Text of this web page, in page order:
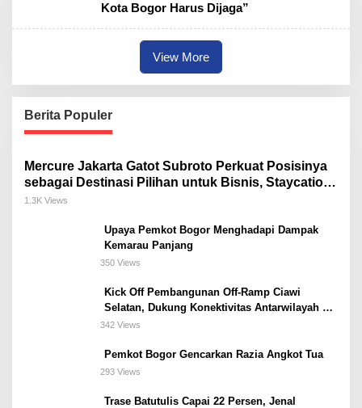
Kota Bogor Harus Dijaga”
View More
Berita Populer
Mercure Jakarta Gatot Subroto Perkuat Posisinya
sebagai Destinasi Pilihan untuk Bisnis, Staycation,
Meeting, dan Kuliner di Jakarta Selatan
1.3K Views
Upaya Pemkot Bogor Menghadapi Dampak
Kemarau Panjang
350 Views
Kick Off Pembangunan Off-Ramp Ciawi
Selatan, Dukung Konektivitas Antarwilayah di
Bogor Selatan
342 Views
Pemkot Bogor Gencarkan Razia Angkot Tua
293 Views
Trase Batutulis Capai 22 Persen, Jenal